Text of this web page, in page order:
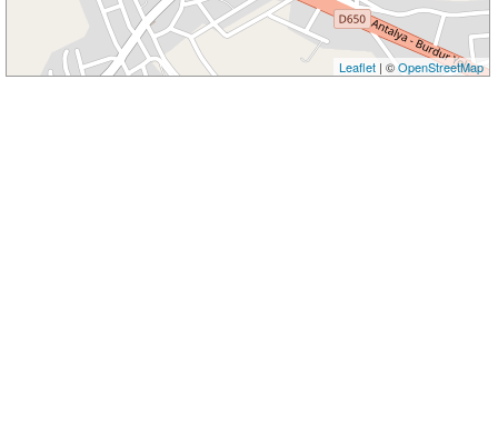
Leaflet| ©OpenStreetMap